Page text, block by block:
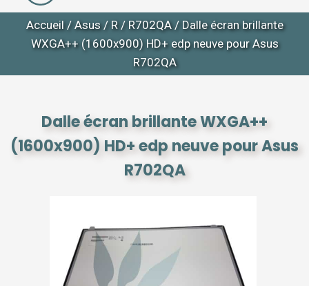
Accueil/ Asus/ R/ R702QA/ Dalle écran brillante
WXGA++ (1600x900) HD+ edp neuve pour Asus
R702QA
Dalle écran brillante WXGA++
(1600x900) HD+ edp neuve pour Asus
R702QA